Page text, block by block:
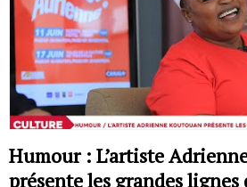
Humour : L’artiste
présente les grandes lignes